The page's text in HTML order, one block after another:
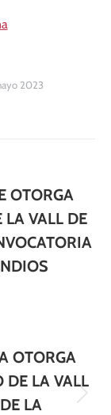
2023
OTORGA
VALL DE
OTORGA
LA VALL
LA